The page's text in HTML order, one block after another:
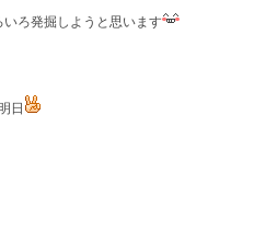
ろ発掘しようと思います
日